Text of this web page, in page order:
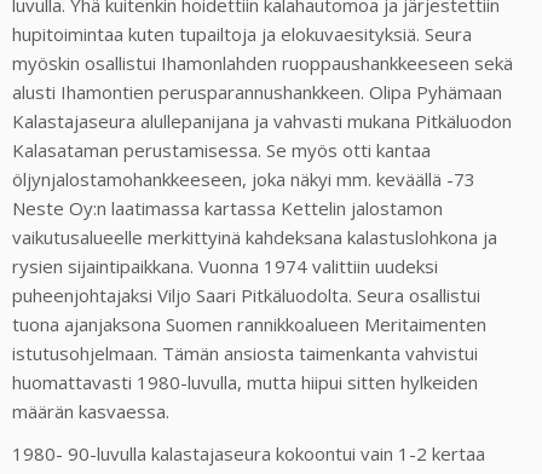
luvulla. Yhä kuitenkin hoidettiin kalahautomoa ja järjestettiin
hupitoimintaa kuten tupailtoja ja elokuvaesityksiä. Seura
myöskin osallistui Ihamonlahden ruoppaushankkeeseen sekä
alusti Ihamontien perusparannushankkeen. Olipa Pyhämaan
Kalastajaseura alullepanijana ja vahvasti mukana Pitkäluodon
Kalasataman perustamisessa. Se myös otti kantaa
öljynjalostamohankkeeseen, joka näkyi mm. keväällä -73
Neste Oy:n laatimassa kartassa Kettelin jalostamon
vaikutusalueelle merkittyinä kahdeksana kalastuslohkona ja
rysien sijaintipaikkana. Vuonna 1974 valittiin uudeksi
puheenjohtajaksi Viljo Saari Pitkäluodolta. Seura osallistui
tuona ajanjaksona Suomen rannikkoalueen Meritaimenten
istutusohjelmaan. Tämän ansiosta taimenkanta vahvistui
huomattavasti 1980-luvulla, mutta hiipui sitten hylkeiden
määrän kasvaessa.
1980- 90-luvulla kalastajaseura kokoontui vain 1-2 kertaa